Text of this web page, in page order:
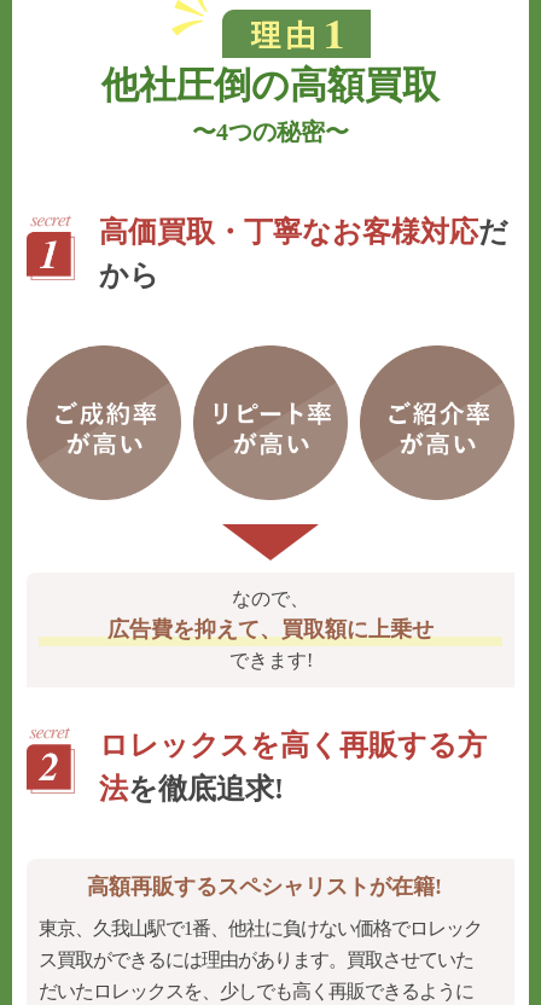
他社圧倒の高額買取
〜4つの秘密〜
高価買取・丁寧なお客様対応だ
から
なので、
広告費を抑えて、買取額に上乗せ
できます!
ロレックスを高く再販する方
法を徹底追求!
高額再販するスペシャリストが在籍!
東京、久我山駅で1番、他社に負けない価格でロレック
ス買取ができるには理由があります。買取させていた
だいたロレックスを、少しでも高く再販できるように